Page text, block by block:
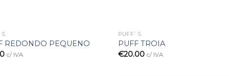
REDONDO PEQUENO
c/ IVA
PUFF´S
PUFF TROIA
€20.00 c/ IVA